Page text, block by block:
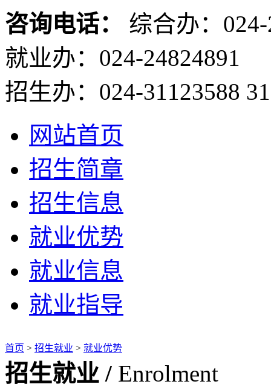
咨询电话：
综合办：
就业办：024-24824891
招生办：024-31123588
网站首页
招生简章
招生信息
就业优势
就业信息
就业指导
首页 > 招生就业 > 就业优势
招生就业 / Enrolment